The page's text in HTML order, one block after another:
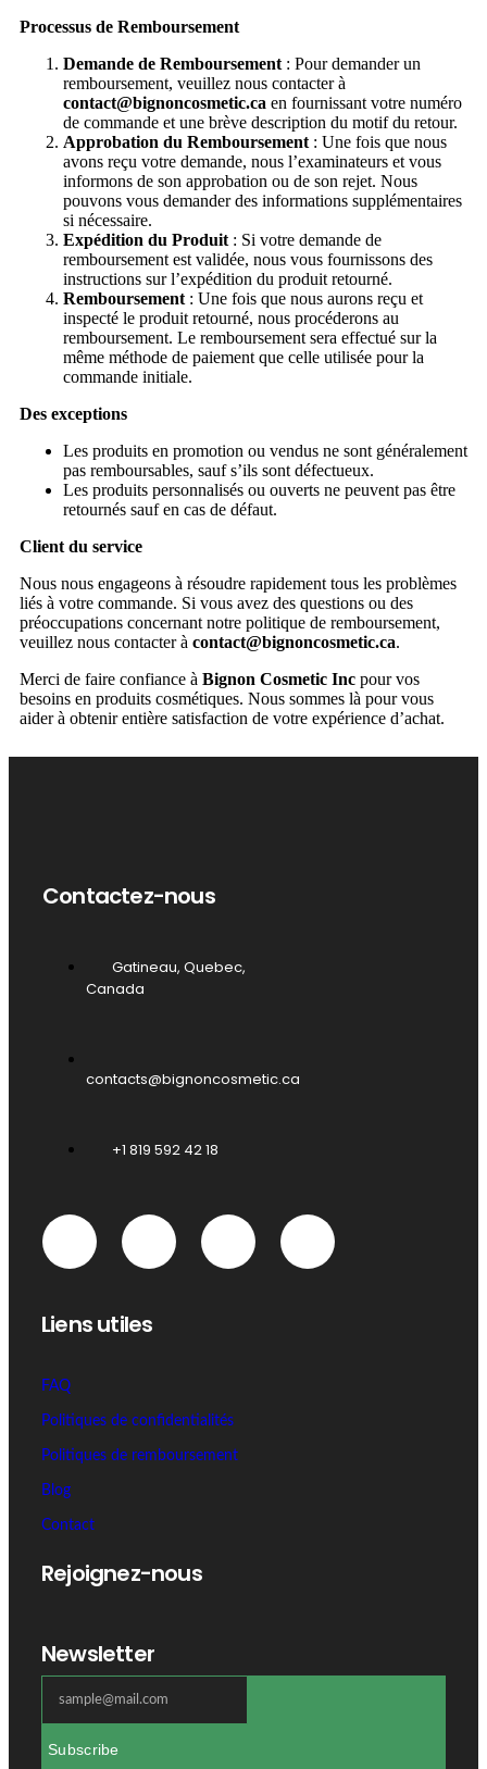
Processus de Remboursement
Demande de Remboursement : Pour demander un
remboursement, veuillez nous contacter à
contact@bignoncosmetic.ca en fournissant votre numéro
de commande et une brève description du motif du retour.
Approbation du Remboursement : Une fois que nous
avons reçu votre demande, nous l’examinateurs et vous
informons de son approbation ou de son rejet. Nous
pouvons vous demander des informations supplémentaires
si nécessaire.
Expédition du Produit : Si votre demande de
remboursement est validée, nous vous fournissons des
instructions sur l’expédition du produit retourné.
Remboursement : Une fois que nous aurons reçu et
inspecté le produit retourné, nous procéderons au
remboursement. Le remboursement sera effectué sur la
même méthode de paiement que celle utilisée pour la
commande initiale.
Des exceptions
Les produits en promotion ou vendus ne sont généralement
pas remboursables, sauf s’ils sont défectueux.
Les produits personnalisés ou ouverts ne peuvent pas être
retournés sauf en cas de défaut.
Client du service
Nous nous engageons à résoudre rapidement tous les problèmes
liés à votre commande. Si vous avez des questions ou des
préoccupations concernant notre politique de remboursement,
veuillez nous contacter à contact@bignoncosmetic.ca.
Merci de faire confiance à Bignon Cosmetic Inc pour vos
besoins en produits cosmétiques. Nous sommes là pour vous
aider à obtenir entière satisfaction de votre expérience d’achat.
Contactez-nous
Gatineau, Quebec,
Canada
contacts@bignoncosmetic.ca
+1 819 592 42 18
Liens utiles
FAQ
Politiques de confidentialités
Politiques de remboursement
Blog
Contact
Rejoignez-nous
Newsletter
Subscribe